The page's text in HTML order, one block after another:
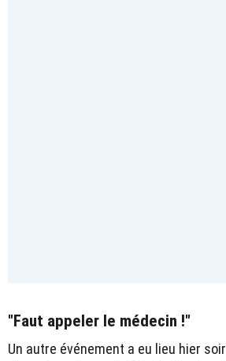
"Faut appeler le médecin !"
Un autre événement a eu lieu hier